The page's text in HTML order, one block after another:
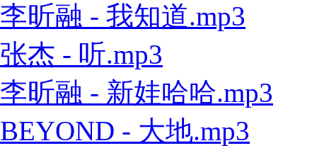
李昕融 - 我知道.mp3
张杰 - 听.mp3
李昕融 - 新娃哈哈.mp3
BEYOND - 大地.mp3